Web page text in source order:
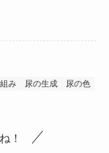
み 尿の生成
尿の色
！